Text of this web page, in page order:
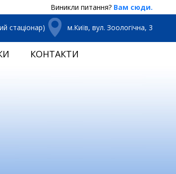
Виникли питання? Вам сюди.
м.Київ, вул. Зоологічна, 3
стаціонар)
КОНТАКТИ